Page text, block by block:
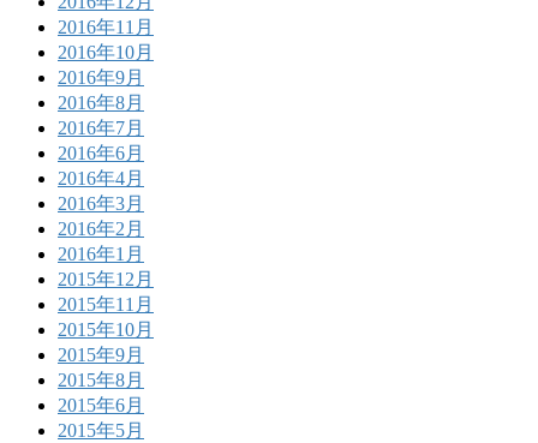
2016年11月
2016年10月
2016年9月
2016年8月
2016年7月
2016年6月
2016年4月
2016年3月
2016年2月
2016年1月
2015年12月
2015年11月
2015年10月
2015年9月
2015年8月
2015年6月
2015年5月